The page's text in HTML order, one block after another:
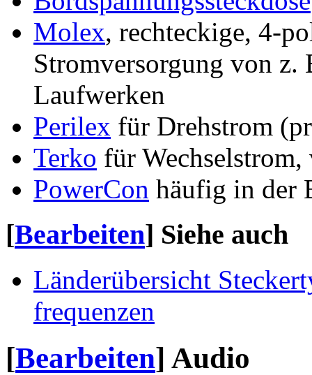
Molex, rechteckige, 4-
Stromversorgung von
Laufwerken
Perilex für Drehstrom
Terko für
PowerCon häufig in der
[Bearbeiten] Siehe auch
Länderübersicht
frequenzen
[Bearbeiten] Audio